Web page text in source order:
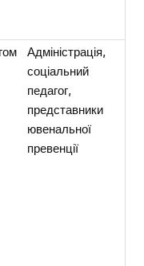
Адміністрація,
соціальний
педагог,
представники
ювенальної
превенції